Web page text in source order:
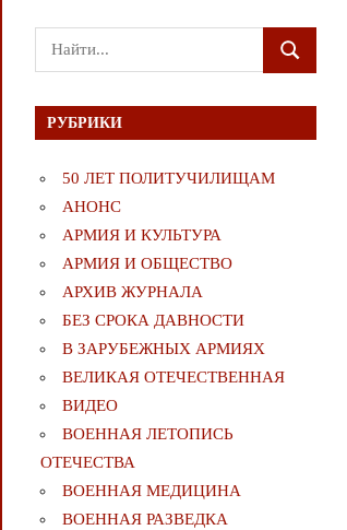
Поиск
для:
ПОИСК
РУБРИКИ
50 ЛЕТ ПОЛИТУЧИЛИЩАМ
АНОНС
АРМИЯ И КУЛЬТУРА
АРМИЯ И ОБЩЕСТВО
АРХИВ ЖУРНАЛА
БЕЗ СРОКА ДАВНОСТИ
В ЗАРУБЕЖНЫХ АРМИЯХ
ВЕЛИКАЯ ОТЕЧЕСТВЕННАЯ
ВИДЕО
ВОЕННАЯ ЛЕТОПИСЬ
ОТЕЧЕСТВА
ВОЕННАЯ МЕДИЦИНА
ВОЕННАЯ РАЗВЕДКА